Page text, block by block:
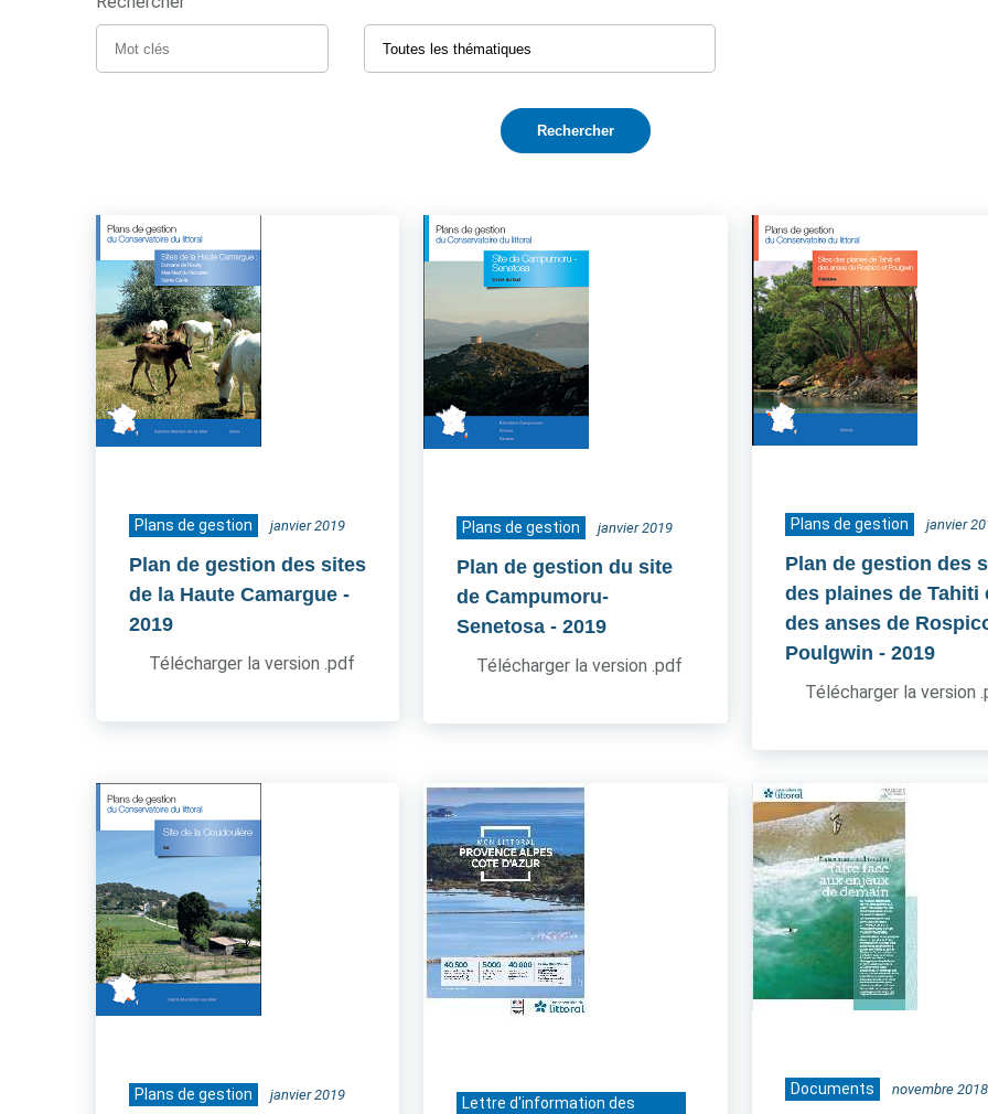
Plans de gestion janvier 2019
Plan de gestion des sites
de la Haute Camargue -
2019
Télécharger la version .pdf
Plans de gestion janvier 2019
Plan de gestion du site
de Campumoru-
Senetosa - 2019
Télécharger la version .pdf
Plans de gestion janvier
Plan de gestion des
des plaines de Tahiti
des anses de
Poulgwin - 2019
Télécharger la version
Plans de gestion janvier 2019
Lettre d'information des
Documents novembre 2018